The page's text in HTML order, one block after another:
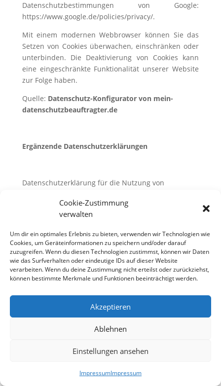
Cookie-Zustimmung
verwalten
Um dir ein optimales Erlebnis zu bieten, verwenden wir Technologien wie
Cookies, um Geräteinformationen zu speichern und/oder darauf
zuzugreifen. Wenn du diesen Technologien zustimmst, können wir Daten
wie das Surfverhalten oder eindeutige IDs auf dieser Website
verarbeiten. Wenn du deine Zustimmung nicht erteilst oder zurückziehst,
können bestimmte Merkmale und Funktionen beeinträchtigt werden.
Akzeptieren
Ablehnen
Einstellungen ansehen
ImpressumImpressum
Datenschutzbestimmungen von Google:
https://www.google.de/policies/privacy/.
Mit einem modernen Webbrowser können Sie das
Setzen von Cookies überwachen, einschränken oder
unterbinden. Die Deaktivierung von Cookies kann
eine eingeschränkte Funktionalität unserer Website
zur Folge haben.
Quelle: Datenschutz-Konfigurator von mein-
datenschutzbeauftragter.de
Ergänzende Datenschutzerklärungen
Datenschutzerklärung für die Nutzung von
Auf unseren Seiten sind Plugins des sozialen
Hacker Way, Menlo Park, California 94025, USA,
integriert. Die Facebook-Plugins erkennen Sie an
dem Facebook-Logo oder dem „Like-Button“ („Gefällt
mir“) auf unserer Seite. Eine Übersicht über die
Facebook-Plugins finden Sie hier:
Wenn Sie unsere Seiten besuchen, wird über das
Browser und dem Facebook-Server hergestellt.
mit Ihrer IP-Adresse unsere Seite besucht haben.
während Sie in Ihrem Facebook-Account eingeloggt